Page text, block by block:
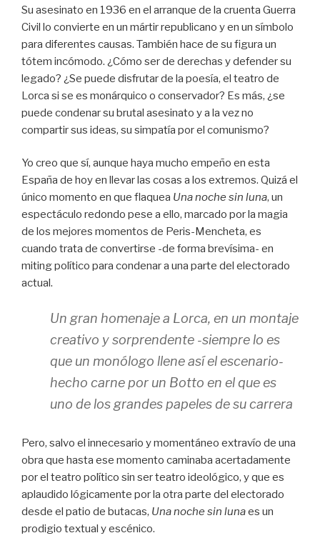
Su asesinato en 1936 en el arranque de la cruenta Guerra
Civil lo convierte en un mártir republicano y en un símbolo
para diferentes causas. También hace de su figura un
tótem incómodo. ¿Cómo ser de derechas y defender su
legado? ¿Se puede disfrutar de la poesía, el teatro de
Lorca si se es monárquico o conservador? Es más, ¿se
puede condenar su brutal asesinato y a la vez no
compartir sus ideas, su simpatía por el comunismo?
Yo creo que sí, aunque haya mucho empeño en esta
España de hoy en llevar las cosas a los extremos. Quizá el
único momento en que flaquea Una noche sin luna, un
espectáculo redondo pese a ello, marcado por la magia
de los mejores momentos de Peris-Mencheta, es
cuando trata de convertirse -de forma brevísima- en
miting político para condenar a una parte del electorado
actual.
Un gran homenaje a Lorca, en un montaje
creativo y sorprendente -siempre lo es
que un monólogo llene así el escenario-
hecho carne por un Botto en el que es
uno de los grandes papeles de su carrera
Pero, salvo el innecesario y momentáneo extravío de una
obra que hasta ese momento caminaba acertadamente
por el teatro político sin ser teatro ideológico, y que es
aplaudido lógicamente por la otra parte del electorado
desde el patio de butacas, Una noche sin lunaes un
prodigio textual y escénico.